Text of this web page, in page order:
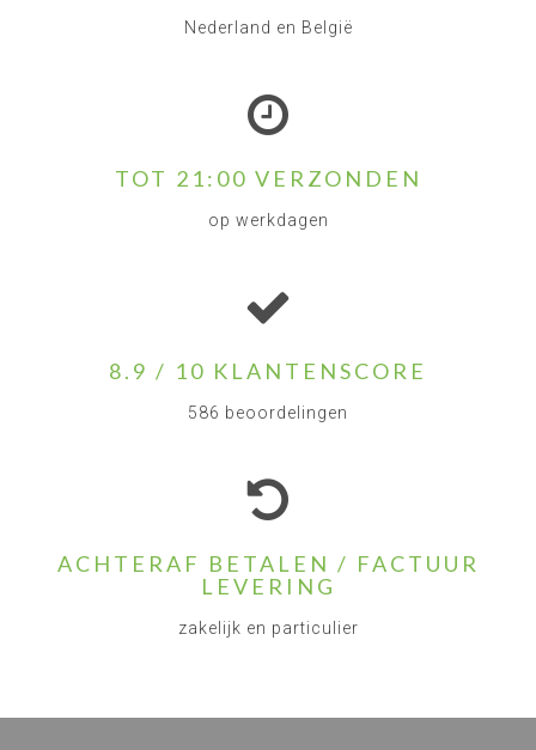
Nederland en België
TOT 21:00 VERZONDEN
op werkdagen
8.9 / 10 KLANTENSCORE
586 beoordelingen
ACHTERAF BETALEN / FACTUUR
LEVERING
zakelijk en particulier